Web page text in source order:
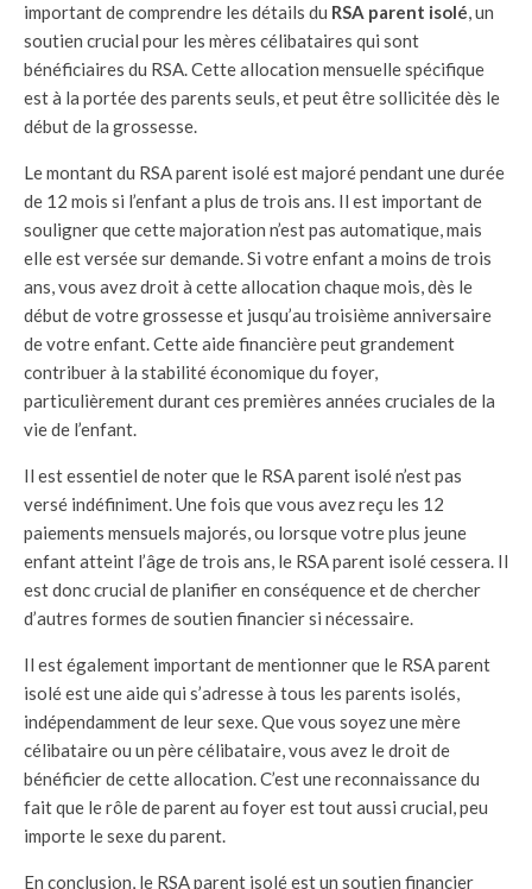
important de comprendre les détails du RSA parent isolé, un
soutien crucial pour les mères célibataires qui sont
bénéficiaires du RSA. Cette allocation mensuelle spécifique
est à la portée des parents seuls, et peut être sollicitée dès le
début de la grossesse.
Le montant du RSA parent isolé est majoré pendant une durée
de 12 mois si l’enfant a plus de trois ans. Il est important de
souligner que cette majoration n’est pas automatique, mais
elle est versée sur demande. Si votre enfant a moins de trois
ans, vous avez droit à cette allocation chaque mois, dès le
début de votre grossesse et jusqu’au troisième anniversaire
de votre enfant. Cette aide financière peut grandement
contribuer à la stabilité économique du foyer,
particulièrement durant ces premières années cruciales de la
vie de l’enfant.
Il est essentiel de noter que le RSA parent isolé n’est pas
versé indéfiniment. Une fois que vous avez reçu les 12
paiements mensuels majorés, ou lorsque votre plus jeune
enfant atteint l’âge de trois ans, le RSA parent isolé cessera. Il
est donc crucial de planifier en conséquence et de chercher
d’autres formes de soutien financier si nécessaire.
Il est également important de mentionner que le RSA parent
isolé est une aide qui s’adresse à tous les parents isolés,
indépendamment de leur sexe. Que vous soyez une mère
célibataire ou un père célibataire, vous avez le droit de
bénéficier de cette allocation. C’est une reconnaissance du
fait que le rôle de parent au foyer est tout aussi crucial, peu
importe le sexe du parent.
En conclusion, le RSA parent isolé est un soutien financier